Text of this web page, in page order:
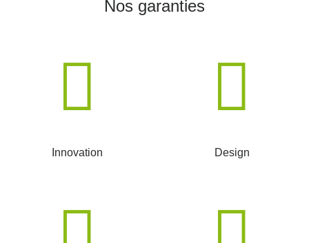
Nos garanties
Innovation Design